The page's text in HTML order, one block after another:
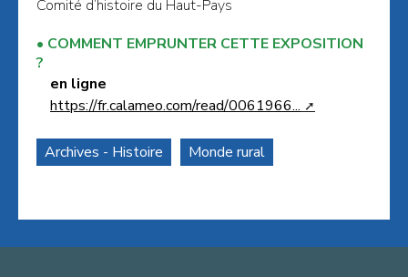
Comité d’histoire du Haut-Pays
COMMENT EMPRUNTER CETTE EXPOSITION
?
en ligne
https://fr.calameo.com/read/0061966...
Archives - Histoire Monde rural